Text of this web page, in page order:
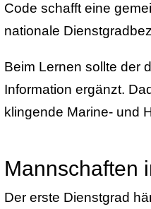
Code schafft eine
nationale
Beim Lernen sollte der
Information ergänzt.
klingende Marine- und
Mannschaften
Der erste Dienstgrad